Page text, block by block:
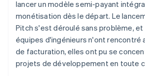
lancer un modèle semi-payant
monétisation dès le départ. Le
Pitch s'est déroulé sans problème, et
équipes d'ingénieurs n'ont rencontré
de facturation, elles ont pu se
projets de développement en toute